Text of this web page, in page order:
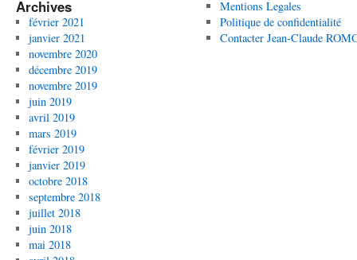
Archives
février 2021
janvier 2021
novembre 2020
décembre 2019
novembre 2019
juin 2019
avril 2019
mars 2019
février 2019
janvier 2019
octobre 2018
septembre 2018
juillet 2018
juin 2018
mai 2018
Mentions Legales
Politique de confidentialité
Contacter Jean-Claude